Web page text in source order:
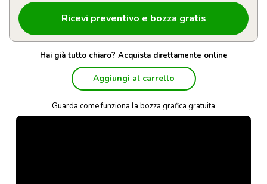
Hai già tutto chiaro? Acquista direttamente online
Aggiungi al carrello
Guarda come funziona la bozza grafica gratuita